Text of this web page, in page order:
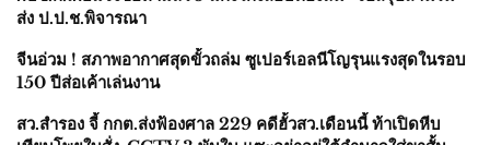
ส่ง ป.ป.ช.พิจารณา
จีนอ่วม ! สภาพอากาศสุดขั้วถล่ม ซูเปอร์เอลนีโญรุนแรงสุดในรอบ
150 ปีส่อเค้าเล่นงาน
สว.สำรอง จี้ กกต.ส่งฟ้องศาล 229 คดีฮั้วสว.เดือนนี้ ท้าเปิดหีบ